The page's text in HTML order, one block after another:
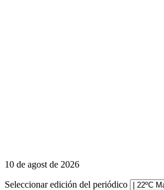
10 de agost de 2026
Seleccionar edición del periódico